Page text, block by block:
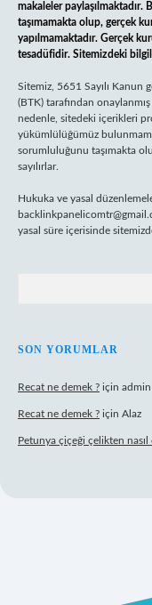
makaleler
taşımamakta olup, gerçek
yapılmamaktadır. Gerçek
tesadüfidir. Sitemizdeki
Sitemiz, 5651 Sayılı Kanun
(BTK) tarafından
nedenle, sitedeki içerikleri
yükümlülüğümüz
sorumluluğunu taşımakta
sayılırlar.
Hukuka ve yasal
yasal süre içerisinde
SON YORUMLAR
Recat ne demek ? için admin
Recat ne demek ? için Alaz
Petunya çiçeği çelikten nasıl